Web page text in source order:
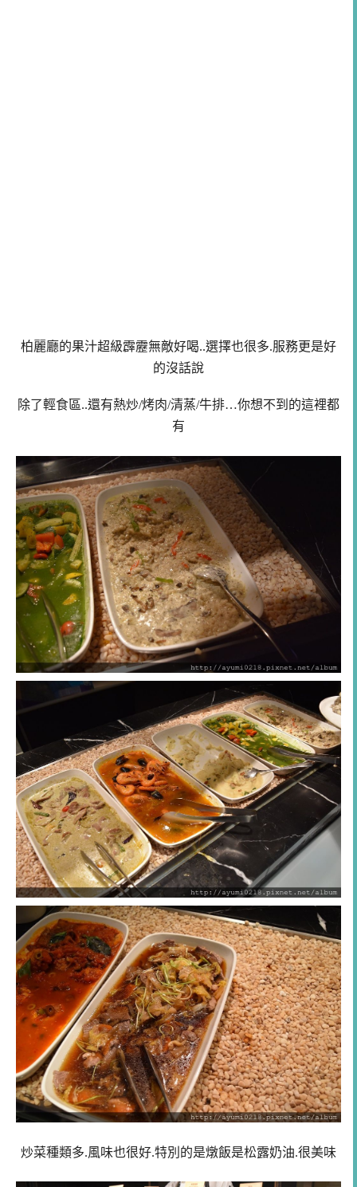
柏麗廳的果汁超級霹靂無敵好喝..選擇也很多.服務更是好
的沒話說
除了輕食區..還有熱炒/烤肉/清蒸/牛排…你想不到的這裡都
有
炒菜種類多.風味也很好.特別的是燉飯是松露奶油.很美味